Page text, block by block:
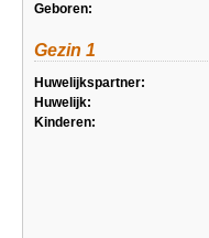
Geboren:
Gezin 1
Huwelijkspartner:
Huwelijk:
Kinderen: